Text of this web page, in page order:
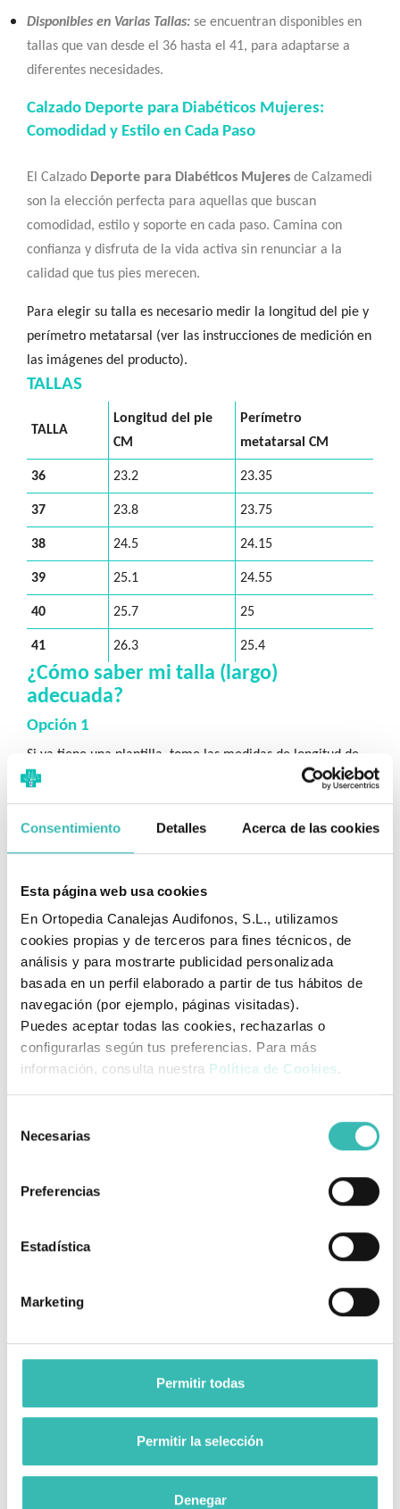
Consentimiento Detalles Acerca de las cookies
Esta página web usa cookies
En Ortopedia Canalejas Audifonos, S.L., utilizamos
cookies propias y de terceros para fines técnicos, de
análisis y para mostrarte publicidad personalizada
basada en un perfil elaborado a partir de tus hábitos de
navegación (por ejemplo, páginas visitadas).
Puedes aceptar todas las cookies, rechazarlas o
configurarlas según tus preferencias. Para más
información, consulta nuestra Política de Cookies .
Necesarias
Preferencias
Estadística
Marketing
Permitir todas
Permitir la selección
Denegar
Disponibles en Varias Tallas: se encuentran disponibles en
tallas que van desde el 36 hasta el 41, para adaptarse a
diferentes necesidades.
Calzado Deporte para Diabéticos Mujeres:
Comodidad y Estilo en Cada Paso
El Calzado Deporte para Diabéticos Mujeres de Calzamedi
son la elección perfecta para aquellas que buscan
comodidad, estilo y soporte en cada paso. Camina con
confianza y disfruta de la vida activa sin renunciar a la
calidad que tus pies merecen.
Para elegir su talla es necesario medir la longitud del pie y
perímetro metatarsal (ver las instrucciones de medición en
las imágenes del producto).
TALLAS
TALLA
Longitud del pie
CM
Perímetro
metatarsal CM
36 23.2 23.35
37 23.8 23.75
38 24.5 24.15
39 25.1 24.55
40 25.7 25
41 26.3 25.4
¿Cómo saber mi talla (largo)
adecuada?
Opción 1
Si ya tiene una plantilla, tome las medidas de longitud de
acuerdo a la ilustración y verifique la talla en la tabla.
Opción 2
1.Pon una hoja de papel al suelo, pegada a la pared.
2. Si vas a usar calcetines ponte los que vas a usar.
Pon los pies juntos y los talones pegados a la pared.
largo.
¿Como medir el perímetro